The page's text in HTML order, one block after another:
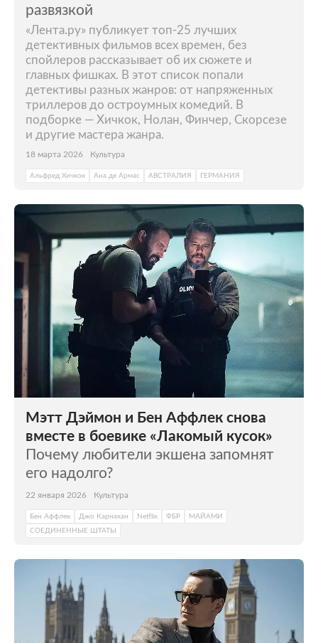
развязкой
«Лента.ру» публикует топ-25 лучших
детективных фильмов всех времен, без
спойлеров рассказывает об их сюжете и
главных фишках. В этот список попали
детективы разных жанров: от напряженных
триллеров до остроумных комедий. В
подборке — Хичкок, Нолан, Финчер, Скорсезе
и другие мастера жанра.
18 марта 2026 Культура
Альфред Хичкок Ана де Армас АВСТРАЛИЯ ГЕРМАНИЯ
Мэтт Дэймон и Бен Аффлек снова
вместе в боевике «Лакомый кусок»
Почему любители экшена запомнят
его надолго?
22 января 2026 Культура
Бен Аффлек Джо Карнахан Netflix ФБР
МАЙАМИ
СОЕДИНЕННЫЕ ШТАТЫ